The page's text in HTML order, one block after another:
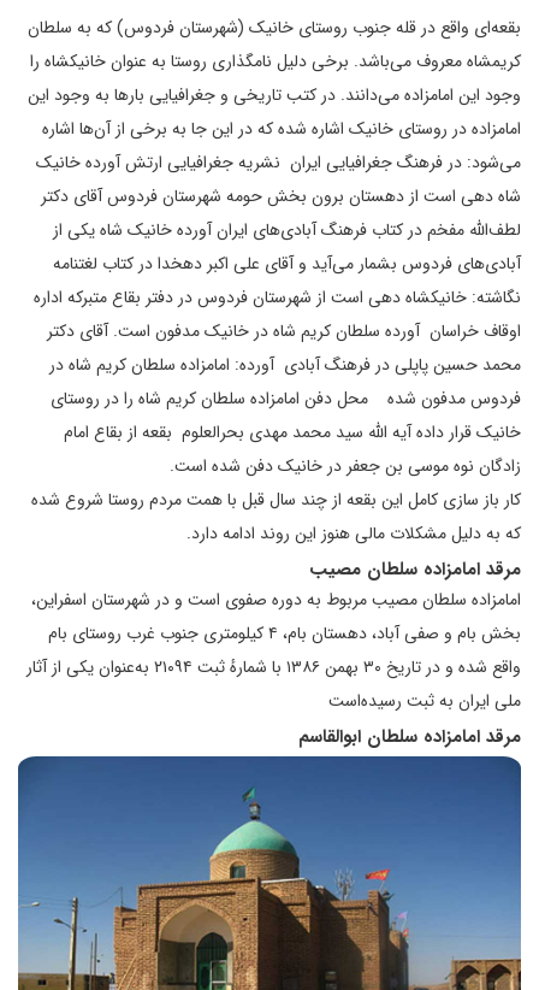
بقعه‌ای واقع در قله جنوب روستای خانیک (شهرستان فردوس) که به سلطان
کریمشاه معروف می‌باشد. برخی دلیل نامگذاری روستا به عنوان خانیکشاه را
وجود این امامزاده می‌دانند. در کتب تاریخی و جغرافیایی بارها به وجود این
امامزاده در روستای خانیک اشاره شده که در این جا به برخی از آن‌ها اشاره
می‌شود: در فرهنگ جغرافیایی ایران نشریه جغرافیایی ارتش آورده خانیک
شاه دهی است از دهستان برون بخش حومه شهرستان فردوس آقای دکتر
لطف‌الله مفخم در کتاب فرهنگ آبادی‌های ایران آورده خانیک شاه یکی از
آبادی‌های فردوس بشمار می‌آید و آقای علی اکبر دهخدا در کتاب لغتنامه
نگاشته: خانیکشاه دهی است از شهرستان فردوس در دفتر بقاع متبرکه اداره
اوقاف خراسان آورده سلطان کریم شاه در خانیک مدفون است. آقای دکتر
محمد حسین پاپلی در فرهنگ آبادی آورده: امامزاده سلطان کریم شاه در
فردوس مدفون شده محل دفن امامزاده سلطان کریم شاه را در روستای
خانیک قرار داده آیه الله سید محمد مهدی بحرالعلوم بقعه از بقاع امام
زادگان نوه موسی بن جعفر در خانیک دفن شده است.
کار باز سازی کامل این بقعه از چند سال قبل با همت مردم روستا شروع شده
که به دلیل مشکلات مالی هنوز این روند ادامه دارد.
مرقد امامزاده سلطان مصیب
امامزاده سلطان مصیب مربوط به دوره صفوی است و در شهرستان اسفراین،
بخش بام و صفی آباد، دهستان بام، ۴ کیلومتری جنوب غرب روستای بام
واقع شده و در تاریخ ۳۰ بهمن ۱۳۸۶ با شمارهٔ ثبت ۲۱۰۹۴ به‌عنوان یکی از آثار
ملی ایران به ثبت رسیده‌است
مرقد امامزاده سلطان ابوالقاسم